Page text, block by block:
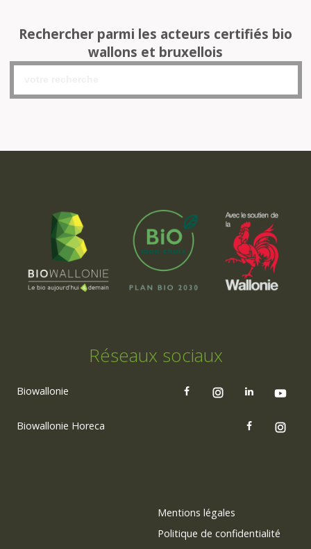
Rechercher parmi les acteurs certifiés bio
wallons et bruxellois
Réseaux sociaux
Biowallonie
Biowallonie Horeca
Mentions légales
Politique de confidentialité